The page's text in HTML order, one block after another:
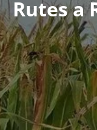
Rutes a